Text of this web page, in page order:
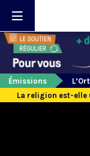
Émissions
La religion est-elle